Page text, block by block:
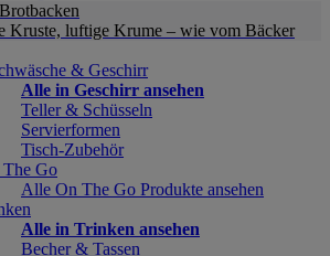
Kruste, luftige Krume – wie vom Bäcker
& Geschirr
Alle in Geschirr ansehen
Teller & Schüsseln
Servierformen
Tisch-Zubehör
Go
Alle On The Go Produkte ansehen
Alle in Trinken ansehen
Becher & Tassen